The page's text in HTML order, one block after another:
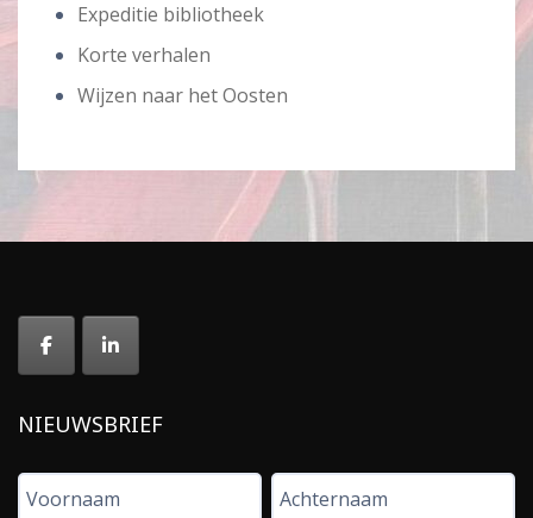
Expeditie bibliotheek
Korte verhalen
Wijzen naar het Oosten
NIEUWSBRIEF